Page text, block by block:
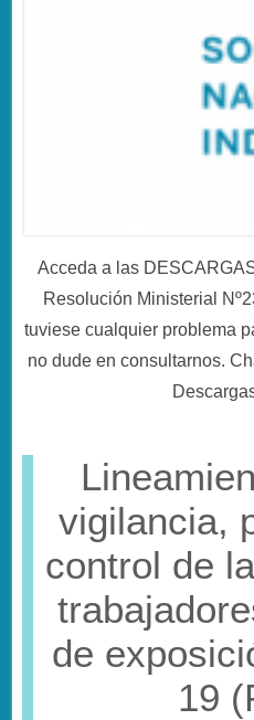
Acceda a las
Resolución Ministerial
tuviese cualquier problema
no dude en consultarnos.
vigilancia,
control de
de
19